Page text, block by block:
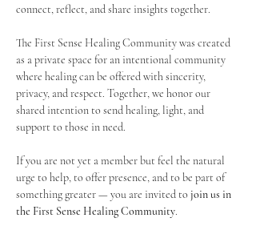
connect, reflect, and share insights together.
The First Sense Healing Community was created
as a private space for an intentional community
where healing can be offered with sincerity,
privacy, and respect. Together, we honor our
shared intention to send healing, light, and
support to those in need.
If you are not yet a member but feel the natural
urge to help, to offer presence, and to be part of
something greater — you are invited to join us in
the First Sense Healing Community.